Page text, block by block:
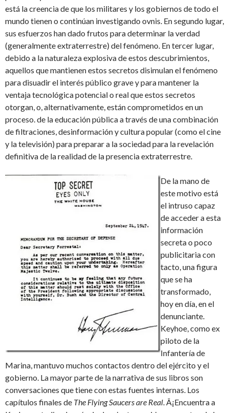
está la creencia de que los militares y los gobiernos de todo el
mundo tienen o continúan investigando ovnis. En segundo lugar,
sus esfuerzos han dado frutos para determinar la verdad
(generalmente extraterrestre) del fenómeno. En tercer lugar,
debido a la naturaleza explosiva de estos descubrimientos,
aquellos que mantienen estos secretos disimulan el fenómeno
para disuadir el interés público grave y para mantener la
ventaja tecnológica potencial o real que estos secretos
otorgan, o, alternativamente, están comprometidos en un
proceso. de la educación pública a través de una combinación
de filtraciones, desinformación y cultura popular (como el cine
y la televisión) para preparar a la sociedad para la revelación
definitiva de la realidad de la presencia extraterrestre.
De la mano de
este motivo está
el intruso capaz
de acceder a esta
información
secreta o poco
publicitaria con
tacto, una figura
que se ha
transformado,
hoy en día, en el
denunciante.
Keyhoe, como ex
piloto de la
Infantería de
Marina, mantuvo muchos contactos dentro del ejército y el
gobierno. La mayor parte de la narrativa de sus libros son
conversaciones que tiene con estas fuentes internas. Los
capítulos finales de The Flying Saucers are Real. Â¡Encuentra a